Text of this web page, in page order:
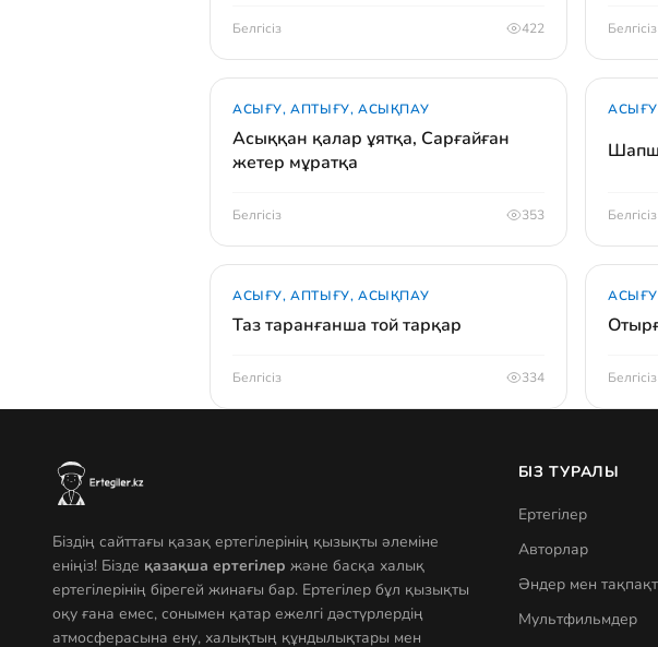
Белгісіз 422 Белгісіз
АСЫҒУ, АПТЫҒУ, АСЫҚПАУ
Асыққан қалар ұятқа, Сарғайған
жетер мұратқа
Белгісіз 353 Белгісіз
АСЫҒУ, АПТЫҒУ, АСЫҚПАУ
Таз таранғанша той тарқар
Белгісіз 334 Белгісіз
Біздің сайттағы қазақ ертегілерінің қызықты әлеміне
еніңіз! Бізде қазақша ертегілер және басқа халық
ертегілерінің бірегей жинағы бар. Ертегілер бұл қызықты
оқу ғана емес, сонымен қатар ежелгі дәстүрлердің
атмосферасына ену, халықтың құндылықтары мен
БІЗ ТУРАЛЫ
Ертегілер
Авторлар
Әндер мен
Мультфильмдер